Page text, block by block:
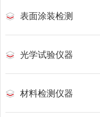
表面涂装检测
光学试验仪器
材料检测仪器